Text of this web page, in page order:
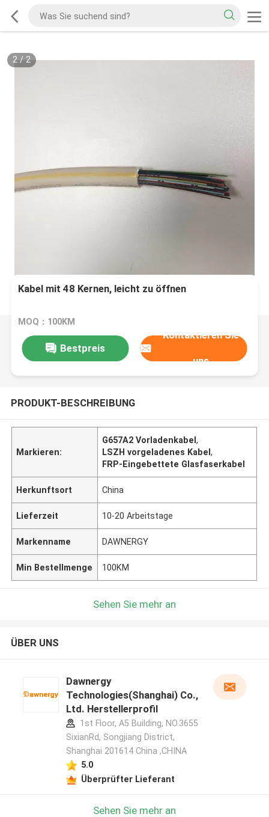
2/ 2
Kabel mit 48 Kernen, leicht zu öffnen
MOQ：100KM
Bestpreis
Kontaktieren Sie
uns
PRODUKT-BESCHREIBUNG
Markieren:
G657A2 Vorladenkabel,
LSZH vorgeladenes Kabel,
FRP-Eingebettete Glasfaserkabel
Herkunftsort China
Lieferzeit 10-20 Arbeitstage
Markenname DAWNERGY
Min Bestellmenge 100KM
Sehen Sie mehr an
ÜBER UNS
Dawnergy
Technologies(Shanghai) Co.,
Ltd. Herstellerprofil
1st Floor, A5 Building, NO.3655
SixianRd, Songjiang District,
Shanghai 201614 China ,CHINA
5.0
Überprüfter Lieferant
Sehen Sie mehr an